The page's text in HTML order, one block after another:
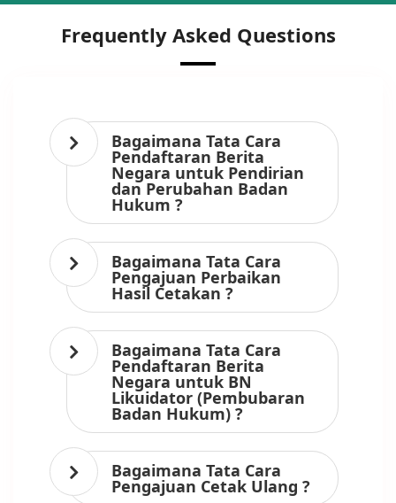
Frequently Asked Questions
Bagaimana Tata Cara
Pendaftaran Berita
Negara untuk Pendirian
dan Perubahan Badan
Hukum ?
Bagaimana Tata Cara
Pengajuan Perbaikan
Hasil Cetakan ?
Bagaimana Tata Cara
Pendaftaran Berita
Negara untuk BN
Likuidator (Pembubaran
Badan Hukum) ?
Bagaimana Tata Cara
Pengajuan Cetak Ulang ?